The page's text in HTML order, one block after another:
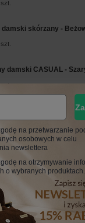
szt.
skórzany -
szt.
damski CASUAL -
szt.
Masz
niezwłocznie,
publikując
na przetwarzanie
osobowych w celu
newslettera
na otrzymywanie
o wybranych produktach.